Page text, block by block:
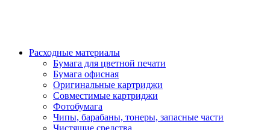
Расходные материалы
Бумага для цветной печати
Бумага офисная
Оригинальные картриджи
Совместимые картриджи
Фотобумага
Чипы, барабаны, тонеры, запасные части
Чистящие средства